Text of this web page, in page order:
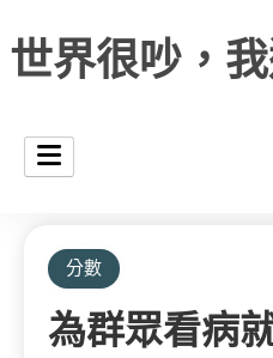
世界很吵，
分數
為群眾看病